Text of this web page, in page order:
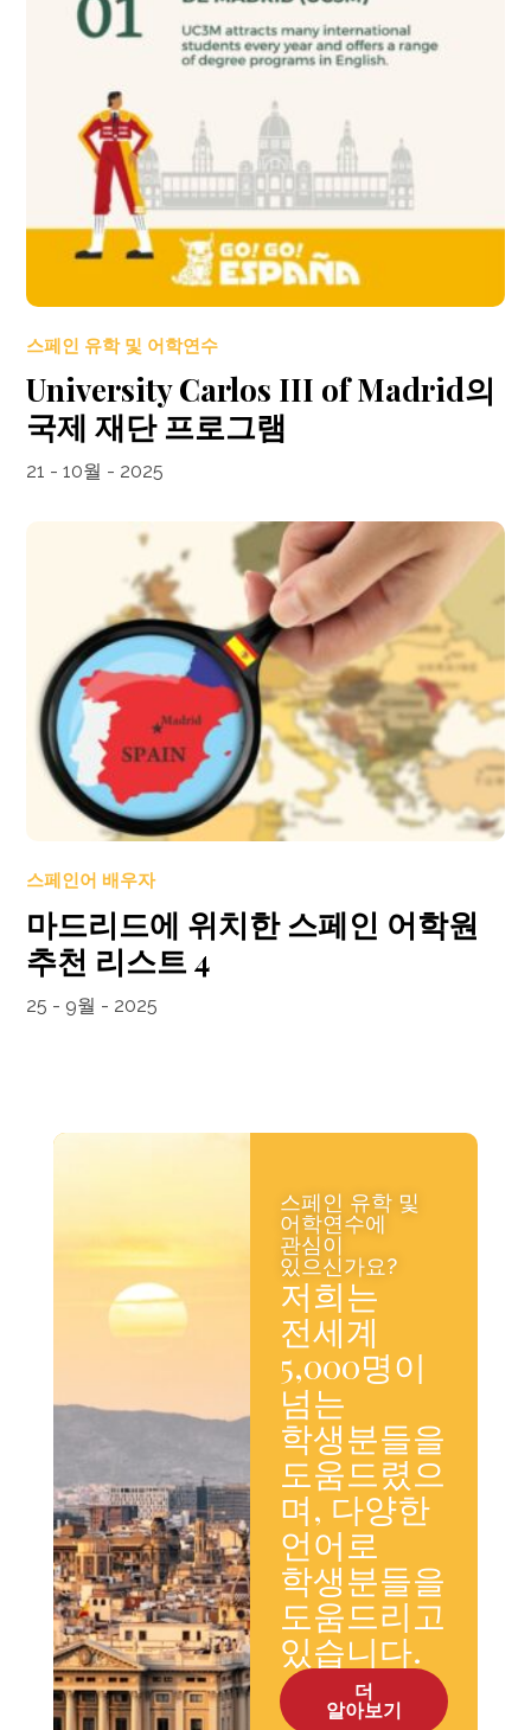
스페인 유학 및 어학연수
University Carlos III of Madrid의
국제 재단 프로그램
21 - 10월 - 2025
스페인어 배우자
마드리드에 위치한 스페인 어학원
추천 리스트 4
25 - 9월 - 2025
스페인 유학 및
어학연수에
관심이
있으신가요?
저희는
전세계
5,000명이
넘는
학생분들을
도움드렸으
며, 다양한
언어로
학생분들을
도움드리고
있습니다.
더
알아보기